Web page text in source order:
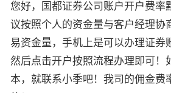
您好，国都证券公司账户开户费率
议按照个人的资金量与客户经理协
易资金量，手机上是可以办理证券
然后点击开户按照流程办理即可！
本，就联系小季吧！我司的佣金费